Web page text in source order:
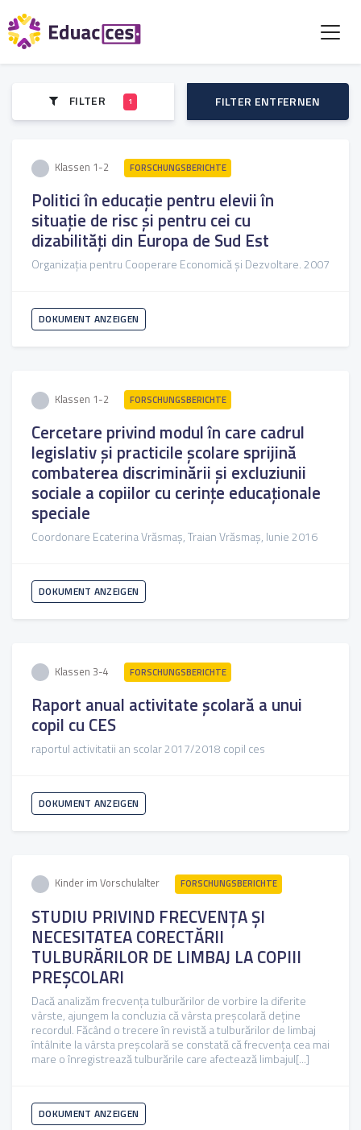
FILTER 1 FILTER ENTFERNEN
Klassen 1-2 FORSCHUNGSBERICHTE
Politici în educație pentru elevii în
situație de risc și pentru cei cu
dizabilități din Europa de Sud Est
Organizația pentru Cooperare Economică și Dezvoltare. 2007
DOKUMENT ANZEIGEN
Klassen 1-2 FORSCHUNGSBERICHTE
Cercetare privind modul în care cadrul
legislativ și practicile școlare sprijină
combaterea discriminării şi excluziunii
sociale a copiilor cu cerințe educaționale
speciale
Coordonare Ecaterina Vrăsmaș, Traian Vrăsmaș, Iunie 2016
DOKUMENT ANZEIGEN
Klassen 3-4 FORSCHUNGSBERICHTE
Raport anual activitate școlară a unui
copil cu CES
raportul activitatii an scolar 2017/2018 copil ces
DOKUMENT ANZEIGEN
Kinder im Vorschulalter FORSCHUNGSBERICHTE
STUDIU PRIVIND FRECVENŢA ŞI
NECESITATEA CORECTĂRII
TULBURĂRILOR DE LIMBAJ LA COPIII
PREŞCOLARI
Dacă analizăm frecvenţa tulburărilor de vorbire la diferite
vârste, ajungem la concluzia că vârsta preşcolară deţine
recordul. Făcând o trecere în revistă a tulburărilor de limbaj
întâlnite la vârsta preşcolară se constată că frecvenţa cea mai
mare o înregistrează tulburările care afectează limbajul[...]
DOKUMENT ANZEIGEN